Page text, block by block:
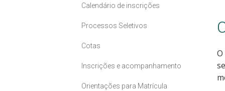
Calendário de inscrições
Processos Seletivos
Cotas
Inscrições e acompanhamento
Orientações para Matrícula